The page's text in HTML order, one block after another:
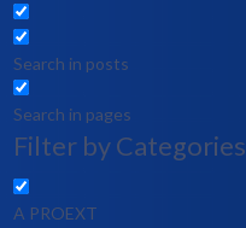
Search in posts
Search in pages
Filter by Categories
A PROEXT